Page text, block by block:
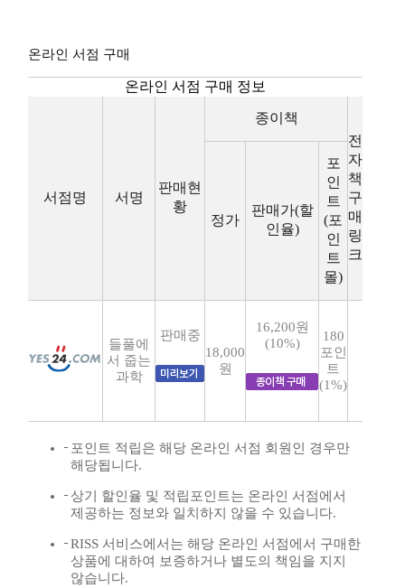
온라인 서점 구매
온라인 서점 구매 정보
서점명 서명
판매현
황
종이책
전
자
책
구
매
링
크
정가
판매가(할
인율)
포
인
트
(포
인
트
몰)
들풀에
서 줍는
과학
판매중
18,000
원
16,200원
(10%)
180
포인
트
(1%)
포인트 적립은 해당 온라인 서점 회원인 경우만
해당됩니다.
상기 할인율 및 적립포인트는 온라인 서점에서
제공하는 정보와 일치하지 않을 수 있습니다.
RISS 서비스에서는 해당 온라인 서점에서 구매한
상품에 대하여 보증하거나 별도의 책임을 지지
않습니다.